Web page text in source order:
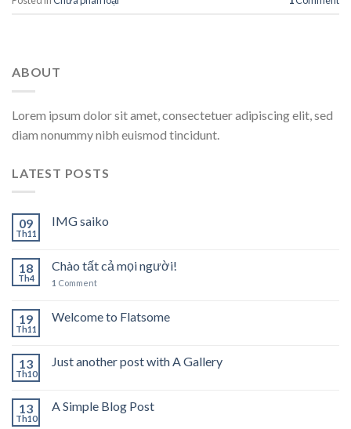
ABOUT
Lorem ipsum dolor sit amet, consectetuer adipiscing elit, sed
diam nonummy nibh euismod tincidunt.
LATEST POSTS
09
Th11
IMG saiko
18
Th4
Chào tất cả mọi người!
1 Comment
19
Th11
Welcome to Flatsome
13
Th10
Just another post with A Gallery
13
Th10
A Simple Blog Post